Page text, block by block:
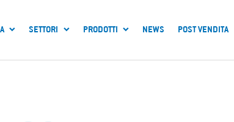
SETTORI PRODOTTI NEWS POST VENDITA